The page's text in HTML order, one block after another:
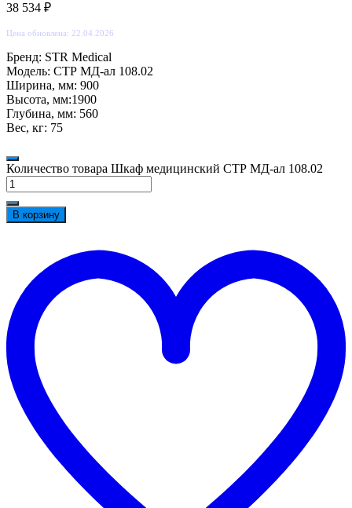
38 534 ₽
Цена обновлена: 22.04.2026
Бренд: STR Medical
Модель: СТР МД-ал 108.02
Ширина, мм: 900
Высота, мм:1900
Глубина, мм: 560
Вес, кг: 75
Количество товара Шкаф медицинский СТР МД-ал 108.02
В корзину